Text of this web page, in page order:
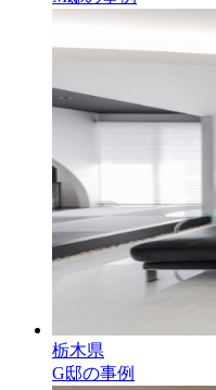
栃木県
G邸の事例